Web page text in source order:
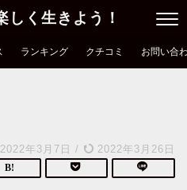
しく生きよう！
ランキング クチコミ お問い合
2022年3月7日 / 2022年3月26日